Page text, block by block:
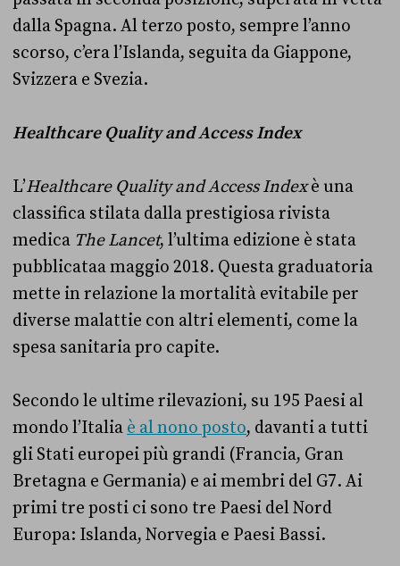
dalla Spagna. Al terzo posto, sempre l’anno
scorso, c’era l’Islanda, seguita da Giappone,
Svizzera e Svezia.
Healthcare Quality and Access Index
L’Healthcare Quality and Access Indexè una
classifica stilata dalla prestigiosa rivista
medica The Lancet, l’ultima edizione è stata
pubblicataa maggio 2018. Questa graduatoria
mette in relazione la mortalità evitabile per
diverse malattie con altri elementi, come la
spesa sanitaria pro capite.
Secondo le ultime rilevazioni, su 195 Paesi al
mondo l’Italia è al nono posto, davanti a tutti
gli Stati europei più grandi (Francia, Gran
Bretagna e Germania) e ai membri del G7. Ai
primi tre posti ci sono tre Paesi del Nord
Europa: Islanda, Norvegia e Paesi Bassi.